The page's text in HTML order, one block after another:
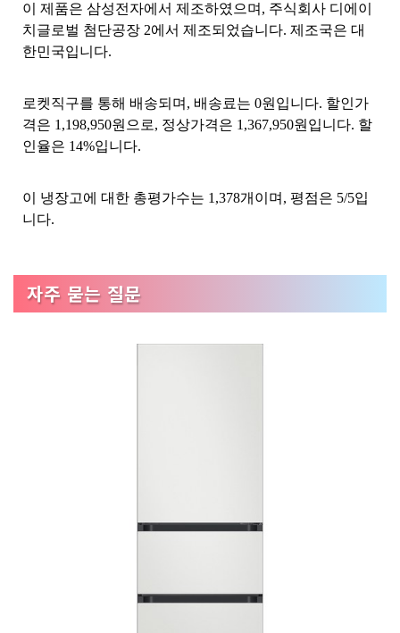
이 제품은 삼성전자에서 제조하였으며, 주식회사 디에이
치글로벌 첨단공장 2에서 제조되었습니다. 제조국은 대
한민국입니다.
로켓직구를 통해 배송되며, 배송료는 0원입니다. 할인가
격은 1,198,950원으로, 정상가격은 1,367,950원입니다. 할
인율은 14%입니다.
이 냉장고에 대한 총평가수는 1,378개이며, 평점은 5/5입
니다.
자주 묻는 질문